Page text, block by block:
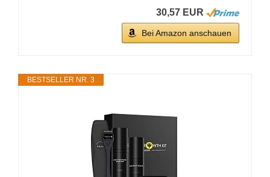
30,57 EUR
Bei Amazon anschauen
BESTSELLER NR. 3